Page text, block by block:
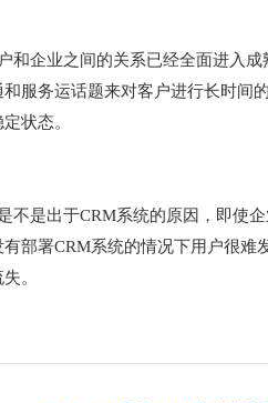
和企业之间的关系已经全面进入
服务运话题来对客户进行长时间
状态。
不是出于CRM系统的原因，即使
部署CRM系统的情况下用户很
。